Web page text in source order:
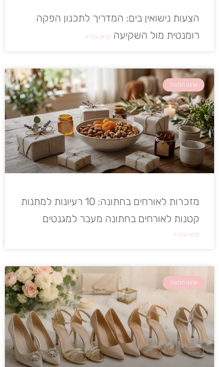
הצעות נישואין בים: המדריך לתכנון הפקה
רומנטית מול השקיעה קראו עוד »
ארגון חתונה
מזכרות לאורחים בחתונה: 10 רעיונות למתנות
קטנות לאורחים בחתונה מעבר למגנטים
קראו עוד »
ארגון חתונה